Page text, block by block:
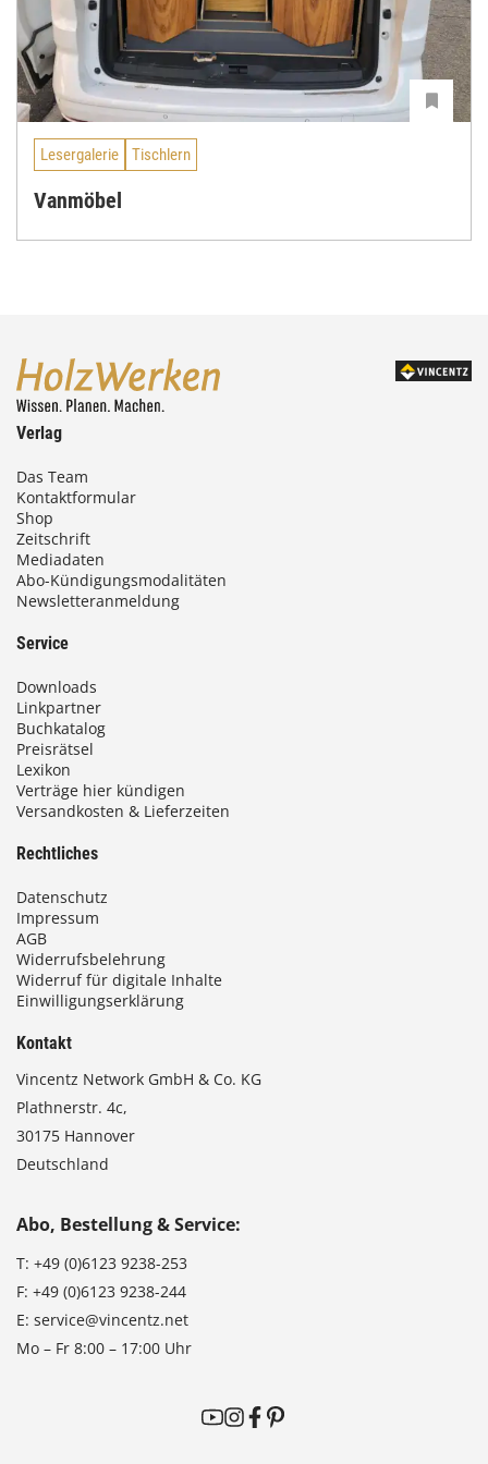
Lesergalerie Tischlern
Vanmöbel
Verlag
Das Team
Kontaktformular
Shop
Zeitschrift
Mediadaten
Abo-Kündigungsmodalitäten
Newsletteranmeldung
Service
Downloads
Linkpartner
Buchkatalog
Preisrätsel
Lexikon
Verträge hier kündigen
Versandkosten & Lieferzeiten
Rechtliches
Datenschutz
Impressum
AGB
Widerrufsbelehrung
Widerruf für digitale Inhalte
Einwilligungserklärung
Kontakt
Vincentz Network GmbH & Co. KG
Plathnerstr. 4c,
30175 Hannover
Deutschland
Abo, Bestellung & Service:
T: +49 (0)6123 9238-253
F: +49 (0)6123 9238-244
E: service@vincentz.net
Mo – Fr 8:00 – 17:00 Uhr